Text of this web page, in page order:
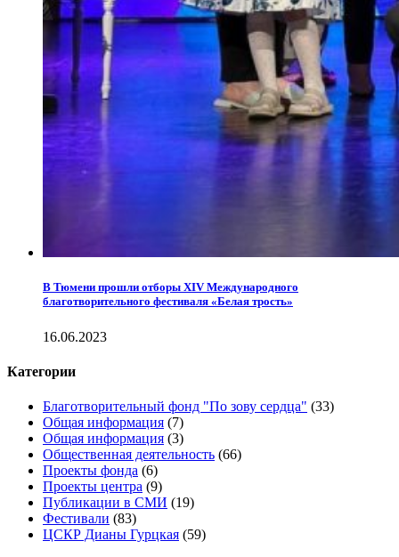
В Тюмени прошли отборы XIV Международного
благотворительного фестиваля «Белая трость»
16.06.2023
Категории
Благотворительный фонд "По зову сердца" (33)
Общая информация (7)
Общая информация (3)
Общественная деятельность (66)
Проекты фонда (6)
Проекты центра (9)
Публикации в СМИ (19)
Фестивали (83)
ЦСКР Дианы Гурцкая (59)